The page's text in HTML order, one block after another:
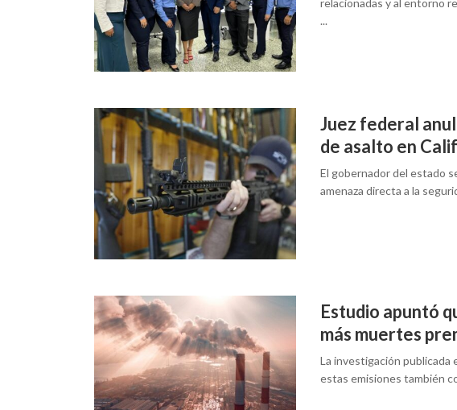
relacionadas y al entorno
...
Juez federal
de asalto en
El gobernador del estado
amenaza directa a la
Estudio apuntó
más muertes
La investigación publicada
estas emisiones también